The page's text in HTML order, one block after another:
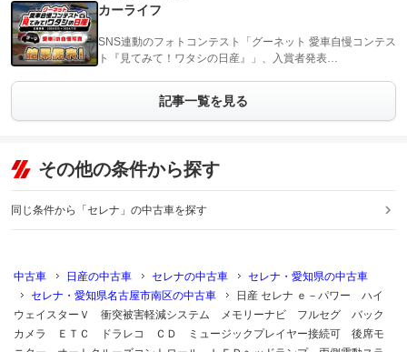
カーライフ
SNS連動のフォトコンテスト「グーネット 愛車自慢コンテス
ト『見てみて！ワタシの日産』」、入賞者発表…
記事一覧を見る
その他の条件から探す
同じ条件から「セレナ」の中古車を探す
中古車 日産の中古車 セレナの中古車
セレナ・愛知県の中古車
セレナ・愛知県名古屋市南区の中古車
日産 セレナ ｅ－パワー ハイ
ウェイスターＶ 衝突被害軽減システム メモリーナビ フルセグ バック
カメラ ＥＴＣ ドラレコ ＣＤ ミュージックプレイヤー接続可 後席モ